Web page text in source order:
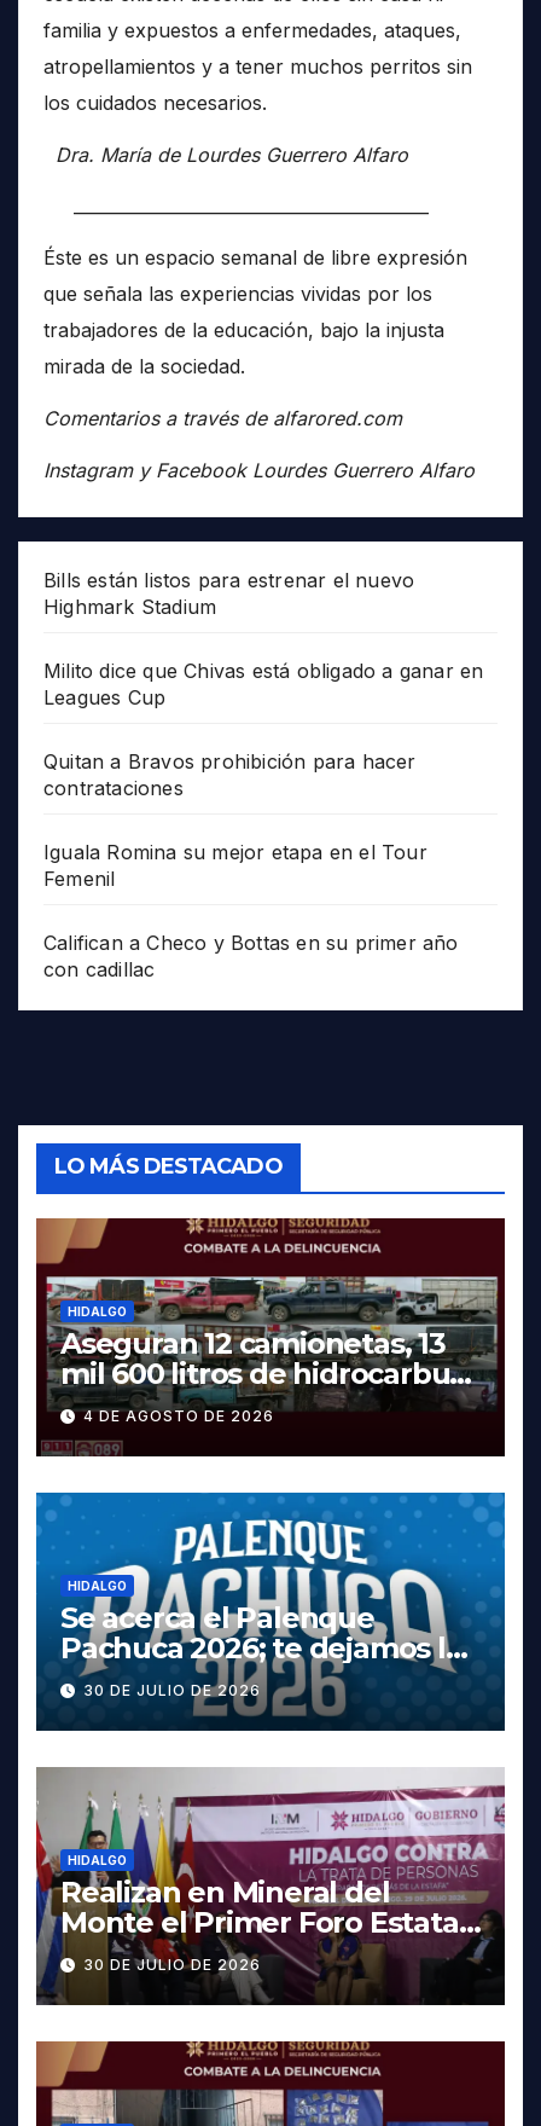
familia y expuestos a enfermedades, ataques,
atropellamientos y a tener muchos perritos sin
los cuidados necesarios.
Dra. María de Lourdes Guerrero Alfaro
Éste es un espacio semanal de libre expresión
que señala las experiencias vividas por los
trabajadores de la educación, bajo la injusta
mirada de la sociedad.
Comentarios a través de alfarored.com
Instagram y Facebook Lourdes Guerrero Alfaro
Bills están listos para estrenar el nuevo
Highmark Stadium
Milito dice que Chivas está obligado a ganar en
Leagues Cup
Quitan a Bravos prohibición para hacer
contrataciones
Iguala Romina su mejor etapa en el Tour
Femenil
Califican a Checo y Bottas en su primer año
con cadillac
LO MÁS DESTACADO
HIDALGO
Aseguran 12 camionetas, 13
mil 600 litros de hidrocarburo
y dos vehículos robados en
Tula
4 DE AGOSTO DE 2026
HIDALGO
Se acerca el Palenque
Pachuca 2026; te dejamos la
cartelera completa, las
fechas y los precios
30 DE JULIO DE 2026
HIDALGO
Realizan en Mineral del
Monte el Primer Foro Estatal
contra la Trata de Personas
30 DE JULIO DE 2026